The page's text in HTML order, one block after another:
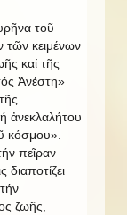
τοῦ
τῶν κειμένων
καί τῆς
Ἀνέστη»
ἀνεκλαλήτου
κόσμου».
πεῖραν
ζωῆς,